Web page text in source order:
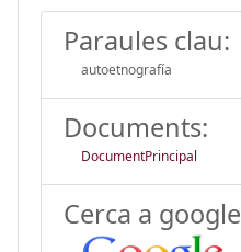
Paraules clau:
autoetnografía
Documents:
DocumentPrincipal
Cerca a google